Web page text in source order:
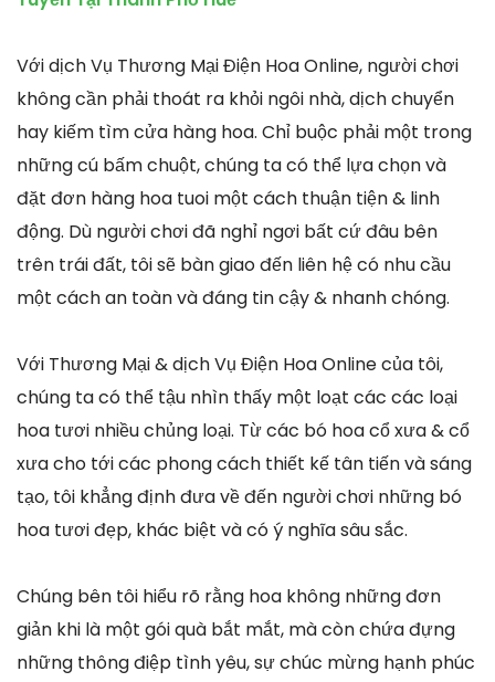
Với dịch Vụ Thương Mại Điện Hoa Online, người chơi
không cần phải thoát ra khỏi ngôi nhà, dịch chuyển
hay kiếm tìm cửa hàng hoa. Chỉ buộc phải một trong
những cú bấm chuột, chúng ta có thể lựa chọn và
đặt đơn hàng hoa tuoi một cách thuận tiện & linh
động. Dù người chơi đã nghỉ ngơi bất cứ đâu bên
trên trái đất, tôi sẽ bàn giao đến liên hệ có nhu cầu
một cách an toàn và đáng tin cậy & nhanh chóng.
Với Thương Mại & dịch Vụ Điện Hoa Online của tôi,
chúng ta có thể tậu nhìn thấy một loạt các các loại
hoa tươi nhiều chủng loại. Từ các bó hoa cổ xưa & cổ
xưa cho tới các phong cách thiết kế tân tiến và sáng
tạo, tôi khẳng định đưa về đến người chơi những bó
hoa tươi đẹp, khác biệt và có ý nghĩa sâu sắc.
Chúng bên tôi hiểu rõ rằng hoa không những đơn
giản khi là một gói quà bắt mắt, mà còn chứa đựng
những thông điệp tình yêu, sự chúc mừng hạnh phúc